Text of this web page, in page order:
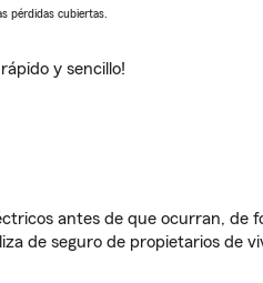
pérdidas cubiertas.
rápido y sencillo!
antes de que ocurran, de
de seguro de propietarios de